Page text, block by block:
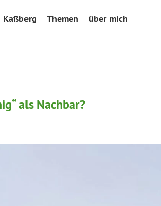
Kaßberg Themen über mich
als Nachbar?